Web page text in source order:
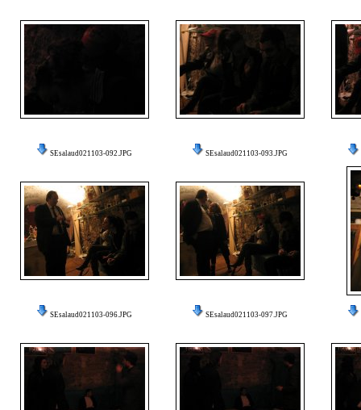
SEsalaud021103-092.JPG SEsalaud021103-093.JPG
SEsalaud021103-096.JPG SEsalaud021103-097.JPG